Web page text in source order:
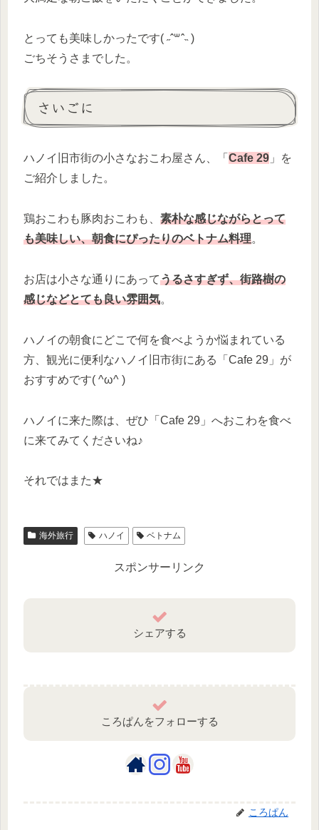
とっても美味しかったです( ˶ˆ꒳ˆ˵ )
ごちそうさまでした。
さいごに
ハノイ旧市街の小さなおこわ屋さん、「 Cafe 29 」を
ご紹介しました。
鶏おこわも豚肉おこわも、 素朴な感じながらとって
も美味しい、朝食にぴったりのベトナム料理。
お店は小さな通りにあってうるさすぎず、街路樹の
感じなどとても良い雰囲気。
ハノイの朝食にどこで何を食べようか悩まれている
方、観光に便利なハノイ旧市街にある「Cafe 29」が
おすすめです( ^ω^ )
ハノイに来た際は、ぜひ「Cafe 29」へおこわを食べ
に来てみてくださいね♪
それではまた★
海外旅行 ハノイ ベトナム
スポンサーリンク
シェアする
ころぱんをフォローする
ころぱん